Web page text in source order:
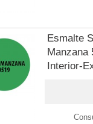
Esmalte
Manzana
Interior-